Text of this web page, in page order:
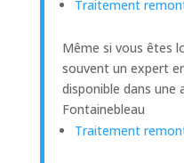
Traitement
Même si vous êtes
souvent un expert
disponible dans une
Fontainebleau
Traitement